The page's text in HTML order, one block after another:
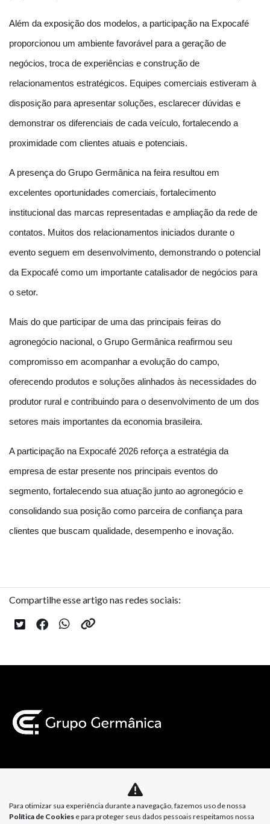
Além da exposição dos modelos, a participação na Expocafé
proporcionou um ambiente favorável para a geração de
negócios, troca de experiências e construção de
relacionamentos estratégicos. Equipes comerciais estiveram à
disposição para apresentar soluções, esclarecer dúvidas e
demonstrar os diferenciais de cada veículo, fortalecendo a
proximidade com clientes atuais e potenciais.
A presença do Grupo Germânica na feira resultou em
excelentes oportunidades comerciais, fortalecimento
institucional das marcas representadas e ampliação da rede de
contatos. Muitos dos relacionamentos iniciados durante o
evento seguem em desenvolvimento, demonstrando o potencial
da Expocafé como um importante catalisador de negócios para
o setor.
Mais do que participar de uma das principais feiras do
agronegócio nacional, o Grupo Germânica reafirmou seu
compromisso em acompanhar a evolução do campo,
oferecendo produtos e soluções alinhados às necessidades do
produtor rural e contribuindo para o desenvolvimento de um dos
setores mais importantes da economia brasileira.
A participação na Expocafé 2026 reforça a estratégia da
empresa de estar presente nos principais eventos do
segmento, fortalecendo sua atuação junto ao agronegócio e
consolidando sua posição como parceira de confiança para
clientes que buscam qualidade, desempenho e inovação.
Compartilhe esse artigo nas redes sociais:
Política de Privacidade Política de Cookies
Para otimizar sua experiência durante a navegação, fazemos uso de nossa
Política de Cookies e para proteger seus dados pessoais respeitamos nossa